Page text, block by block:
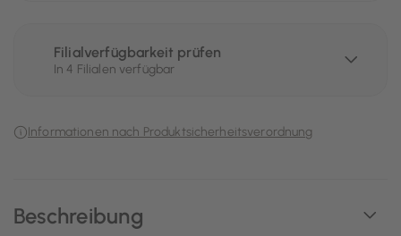
Beschreibung
Filialverfügbarkeit prüfen
In 4 Filialen verfügbar
Informationen nach Produktsicherheitsverordnung